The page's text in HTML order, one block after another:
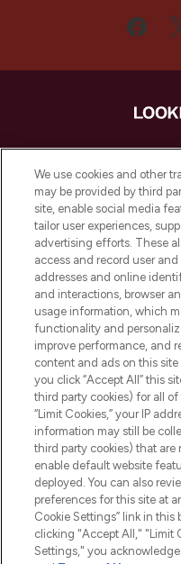
Beauty-
Produkten
sowie
renommierten
oder über
Lieferung ab
Do Not Sell
HILFE &
ÜBER
We use cookies and other
may be provided by third
site, enable social media
tailor user experiences,
advertising efforts. These
access and record user
addresses and online
and interactions, browser
usage information, which
functionality and
improve performance, and
content and ads on this
you click “Accept All” this
third party cookies) for all
“Limit Cookies,” your IP
information may still be
third party cookies) that are
enable default website
deployed. You can also
preferences for this site at
Cookie Settings” link in
clicking "Accept All," "Limit
Settings," you